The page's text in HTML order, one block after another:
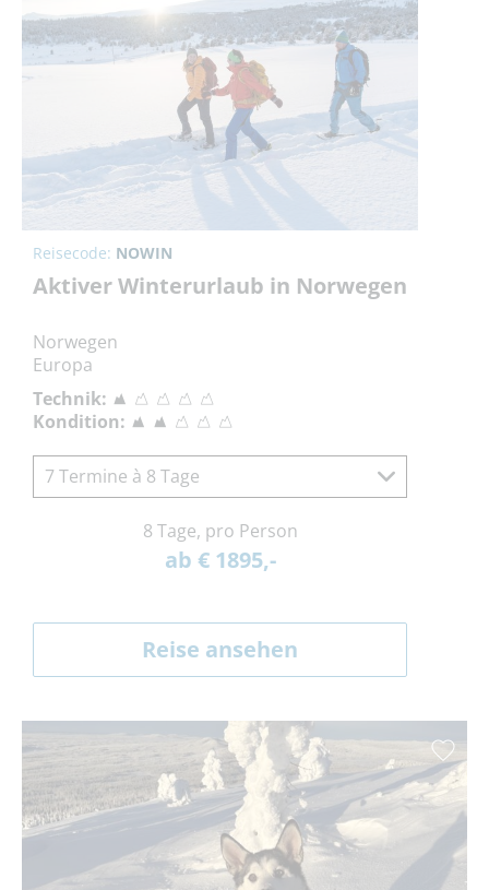
Reisecode: NOWIN
Aktiver Winterurlaub in Norwegen
Norwegen
Europa
Technik:
Kondition:
7 Termine à 8 Tage
8 Tage, pro Person
ab € 1895,-
Reise ansehen